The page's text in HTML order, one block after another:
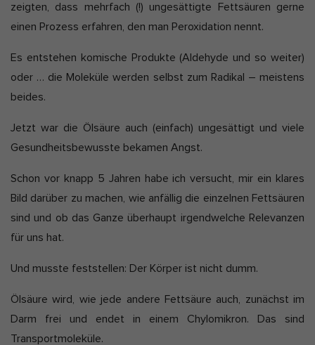
zeigten, dass mehrfach (!) ungesättigte Fettsäuren gerne
einen Prozess erfahren, den man Peroxidation nennt.
Es entstehen komische Produkte (Aldehyde und so weiter)
oder … die Moleküle werden selbst zum Radikal – meistens
beides.
Jetzt war die Ölsäure auch (einfach) ungesättigt und viele
Gesundheitsbewusste bekamen Angst.
Schon vor knapp 5 Jahren habe ich versucht, mir ein klares
Bild darüber zu machen, wie anfällig die einzelnen Fettsäuren
sind und ob das Ganze überhaupt irgendwelche Relevanzen
für uns hat.
Und musste feststellen: Der Körper ist nicht dumm.
Ölsäure wird, wie jede andere Fettsäure auch, zunächst im
Darm frei und endet in einem Chylomikron. Das sind
Transportmoleküle.